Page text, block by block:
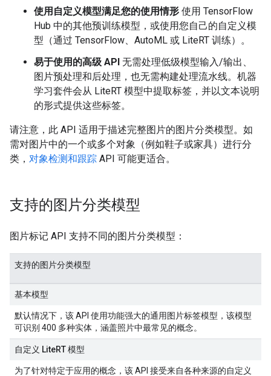
使用自定义模型满足您的使用情形 使用 TensorFlow
Hub 中的其他预训练模型，或使用您自己的自定义模
型（通过 TensorFlow、AutoML 或 LiteRT 训练）。
易于使用的高级 API 无需处理低级模型输入/输出、
图片预处理和后处理，也无需构建处理流水线。机器
学习套件会从 LiteRT 模型中提取标签，并以文本说明
的形式提供这些标签。
请注意，此 API 适用于描述完整图片的图片分类模型。如
需对图片中的一个或多个对象（例如鞋子或家具）进行分
类， 对象检测和跟踪 API 可能更适合。
支持的图片分类模型
图片标记 API 支持不同的图片分类模型：
支持的图片分类模型
基本模型
默认情况下，该 API 使用功能强大的通用图片标签模型，该模型
可识别 400 多种实体，涵盖照片中最常见的概念。
自定义 LiteRT 模型
为了针对特定于应用的概念，该 API 接受来自各种来源的自定义